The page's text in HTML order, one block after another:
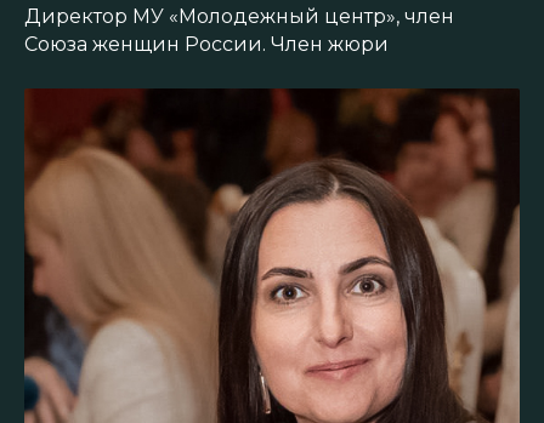
Директор МУ «Молодежный центр», член
Союза женщин России. Член жюри